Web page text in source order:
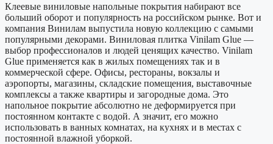
Клеевые виниловые напольные покрытия набирают все
больший оборот и популярность на российском рынке. Вот и
компания Винилам выпустила новую коллекцию с самыми
популярными декорами. Виниловая плитка Vinilam Glue —
выбор профессионалов и людей ценящих качество. Vinilam
Glue применяется как в жилых помещениях так и в
коммерческой сфере. Офисы, рестораны, вокзалы и
аэропорты, магазины, складские помещения, выставочные
комплексы а также квартиры и загородные дома. Это
напольное покрытие абсолютно не деформируется при
постоянном контакте с водой. А значит, его можно
использовать в ванных комнатах, на кухнях и в местах с
постоянной влажной уборкой.